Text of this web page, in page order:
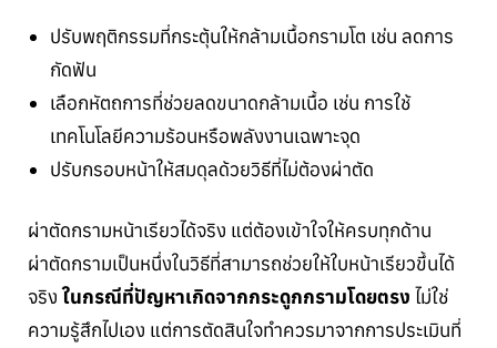
ปรับพฤติกรรมที่กระตุ้นให้กล้ามเนื้อกรามโต เช่น ลดการ
กัดฟัน
เลือกหัตถการที่ช่วยลดขนาดกล้ามเนื้อ เช่น การใช้
เทคโนโลยีความร้อนหรือพลังงานเฉพาะจุด
ปรับกรอบหน้าให้สมดุลด้วยวิธีที่ไม่ต้องผ่าตัด
ผ่าตัดกรามหน้าเรียวได้จริง แต่ต้องเข้าใจให้ครบทุกด้าน
ผ่าตัดกรามเป็นหนึ่งในวิธีที่สามารถช่วยให้ใบหน้าเรียวขึ้นได้
จริงในกรณีที่ปัญหาเกิดจากกระดูกกรามโดยตรง ไม่ใช่
ความรู้สึกไปเอง แต่การตัดสินใจทำควรมาจากการประเมินที่